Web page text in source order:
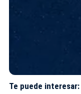
Te puede interesar: